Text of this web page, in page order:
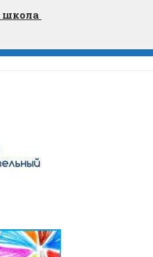
школа